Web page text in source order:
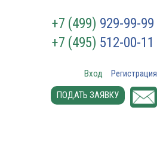
+7 (499) 929-99-99
+7 (495) 512-00-11
Вход
Регистрация
ПОДАТЬ ЗАЯВКУ